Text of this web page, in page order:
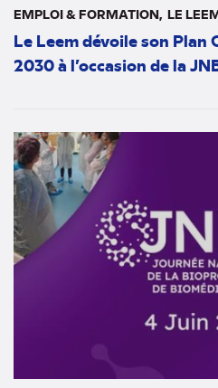
EMPLOI & FORMATION LE
Le Leem dévoile son Plan
2030 à l’occasion de la